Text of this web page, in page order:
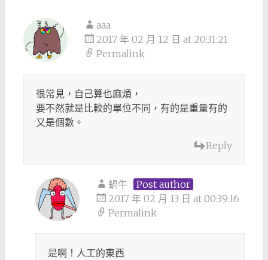
aaa
2017 年 02 月 12 日 at 20:31:21
Permalink
很常見，自己算也麻煩，
要不然就是比較的單位不同，有的是重量有的
又是個數。
Reply
蝸牛
Post author
2017 年 02 月 13 日 at 00:39:16
Permalink
是啊！人工的東西